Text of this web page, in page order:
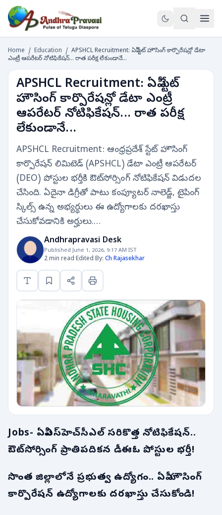
Home / Education / APSHCL Recruitment: ఏపీ స్టేట్ హౌసింగ్ కార్పొరేషన్లో డేటా
ఎంట్రీ ఆపరేటర్ నోటిఫికేషన్... రాత పరీక్ష లేకుండానే...
APSHCL Recruitment: ఏపీ స్టేట్
హౌసింగ్ కార్పొరేషన్లో డేటా ఎంట్రీ
ఆపరేటర్ నోటిఫికేషన్... రాత పరీక్ష
లేకుండానే...
APSHCL Recruitment: ఆంధ్రప్రదేశ్ స్టేట్ హౌసింగ్
కార్పొరేషన్ లిమిటెడ్ (APSHCL) డేటా ఎంట్రీ ఆపరేటర్
(DEO) పోస్టుల భర్తీకి ఔట్‌సోర్సింగ్ నోటిఫికేషన్ విడుదల
చేసింది. ఏదైనా డిగ్రీతో పాటు కంప్యూటర్ నాలెడ్జ్, టైపింగ్
స్కిల్స్ ఉన్న అభ్యర్థులు ఈ ఉద్యోగాలకు దరఖాస్తు
చేసుకోవడానికి అర్హులు.…
Andhrapravasi Desk
Published June 1, 2026, 9:17 AM IST
2 min read·Edited By: Ch Rajasekhar
Jobs- ఏపీఎస్‌హెచ్‌సీఎల్ సరికొత్త నోటిఫికేషన్..
ఔట్‌సోర్సింగ్ ప్రాతిపదికన డీఈఓ పోస్టుల భర్తీ!
సొంత జిల్లాలోనే ప్రభుత్వ ఉద్యోగం.. ఏపీ హౌసింగ్
కార్పొరేషన్ ఉద్యోగాలకు దరఖాస్తు చేసుకోండి!